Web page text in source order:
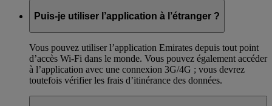
Puis-je utiliser l’application à l’étranger ?
Vous pouvez utiliser l’application Emirates depuis tout point
d’accès Wi-Fi dans le monde. Vous pouvez également accéder
à l’application avec une connexion 3G/4G ; vous devrez
toutefois vérifier les frais d’itinérance des données.